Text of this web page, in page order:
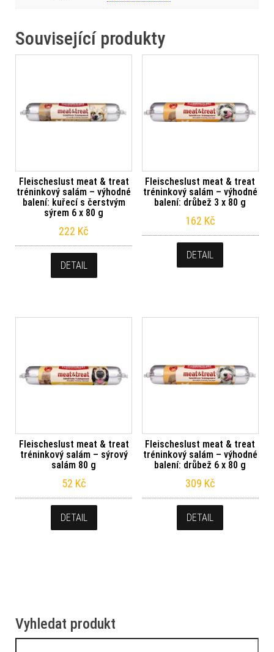
Související produkty
Fleischeslust meat & treat
tréninkový salám – výhodné
balení: kuřecí s čerstvým
sýrem 6 x 80 g
222 Kč
DETAIL
Fleischeslust meat & treat
tréninkový salám – výhodné
balení: drůbež 3 x 80 g
162 Kč
DETAIL
Fleischeslust meat & treat
tréninkový salám – sýrový
salám 80 g
52 Kč
DETAIL
Fleischeslust meat & treat
tréninkový salám – výhodné
balení: drůbež 6 x 80 g
309 Kč
DETAIL
Vyhledat produkt